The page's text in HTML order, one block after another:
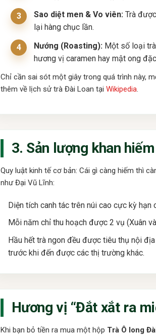
Sao diệt men & Vo viên: Trà
lại hàng chục lần.
Nướng (Roasting): Một số loại
hương vị caramen hay mật ong
Chỉ cần sai sót một giây trong quá trình này,
thêm về lịch sử trà Đài Loan tại Wikipedia.
3. Sản lượng khan
Quy luật kinh tế cơ bản: Cái gì càng hiếm thì
như Đại Vũ Lĩnh:
Diện tích canh tác trên núi cao cực kỳ hạn
Mỗi năm chỉ thu hoạch được 2 vụ (Xuân
Hầu hết trà ngon đều được tiêu thụ nội
trước khi đến được các thị trường khác.
Hương vị “Đắt xắt ra
Khi bạn bỏ tiền ra mua một hộp Trà Ô long